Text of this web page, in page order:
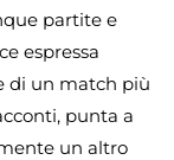
partite e
espressa
di un match più
punta a
un altro